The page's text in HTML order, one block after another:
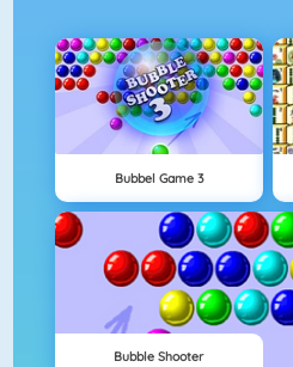
Bubbel Game 3
Bubble Shooter